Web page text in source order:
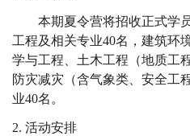
本期夏令营将招收正式学
工程及相关专业40名，建筑环
学与工程、土木工程（地质工
防灾减灾（含气象类、安全工
业40名。
2. 活动安排